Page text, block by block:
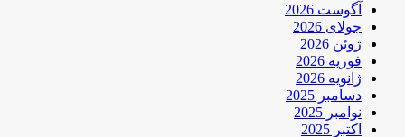
آگوست 2026
جولای 2026
ژوئن 2026
فوریه 2026
ژانویه 2026
دسامبر 2025
نوامبر 2025
اکتبر 2025